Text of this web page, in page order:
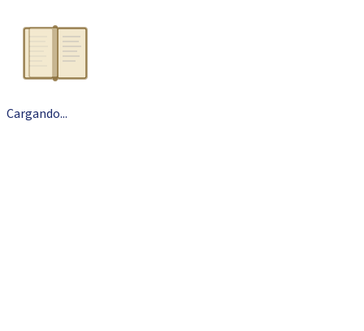
Cargando...